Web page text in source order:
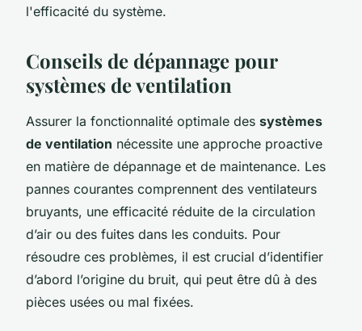
l'efficacité du système.
Conseils de dépannage pour
systèmes de ventilation
Assurer la fonctionnalité optimale des systèmes
de ventilation nécessite une approche proactive
en matière de dépannage et de maintenance. Les
pannes courantes comprennent des ventilateurs
bruyants, une efficacité réduite de la circulation
d’air ou des fuites dans les conduits. Pour
résoudre ces problèmes, il est crucial d’identifier
d’abord l’origine du bruit, qui peut être dû à des
pièces usées ou mal fixées.